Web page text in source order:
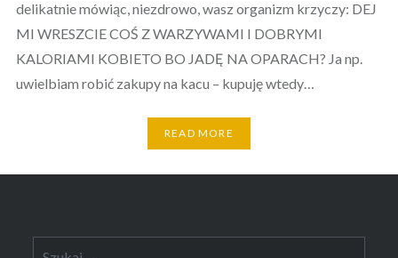
delikatnie mówiąc, niezdrowo, wasz organizm krzyczy: DEJ
MI WRESZCIE COŚ Z WARZYWAMI I DOBRYMI
KALORIAMI KOBIETO BO JADĘ NA OPARACH? Ja np.
uwielbiam robić zakupy na kacu – kupuję wtedy…
READ MORE